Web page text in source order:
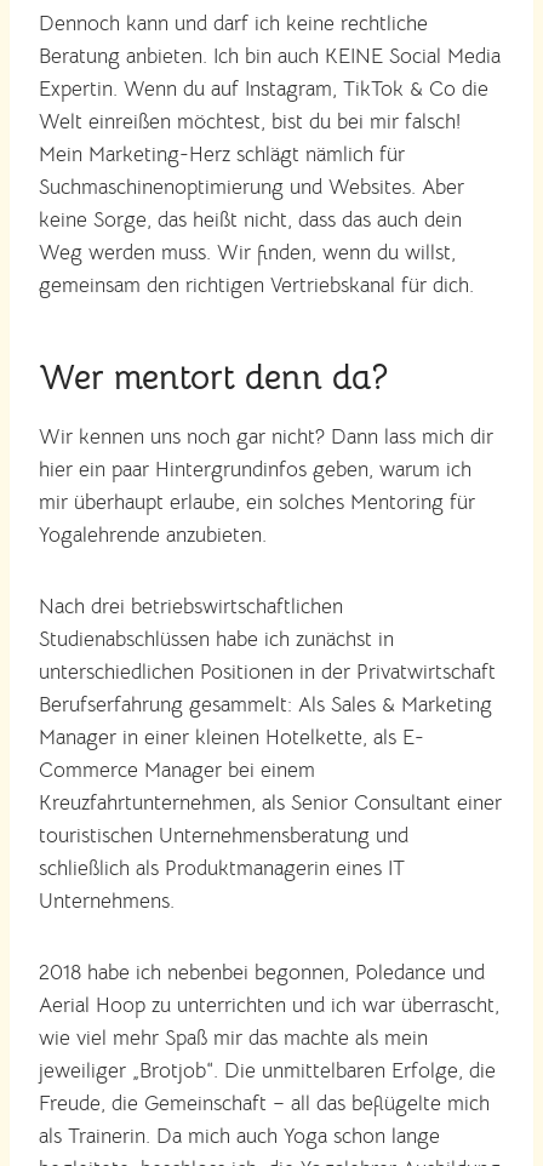
Dennoch kann und darf ich keine rechtliche
Beratung anbieten. Ich bin auch KEINE Social Media
Expertin. Wenn du auf Instagram, TikTok & Co die
Welt einreißen möchtest, bist du bei mir falsch!
Mein Marketing-Herz schlägt nämlich für
Suchmaschinenoptimierung und Websites. Aber
keine Sorge, das heißt nicht, dass das auch dein
Weg werden muss. Wir finden, wenn du willst,
gemeinsam den richtigen Vertriebskanal für dich.
Wer mentort denn da?
Wir kennen uns noch gar nicht? Dann lass mich dir
hier ein paar Hintergrundinfos geben, warum ich
mir überhaupt erlaube, ein solches Mentoring für
Yogalehrende anzubieten.
Nach drei betriebswirtschaftlichen
Studienabschlüssen habe ich zunächst in
unterschiedlichen Positionen in der Privatwirtschaft
Berufserfahrung gesammelt: Als Sales & Marketing
Manager in einer kleinen Hotelkette, als E-
Commerce Manager bei einem
Kreuzfahrtunternehmen, als Senior Consultant einer
touristischen Unternehmensberatung und
schließlich als Produktmanagerin eines IT
Unternehmens.
2018 habe ich nebenbei begonnen, Poledance und
Aerial Hoop zu unterrichten und ich war überrascht,
wie viel mehr Spaß mir das machte als mein
jeweiliger „Brotjob“. Die unmittelbaren Erfolge, die
Freude, die Gemeinschaft – all das beflügelte mich
als Trainerin. Da mich auch Yoga schon lange